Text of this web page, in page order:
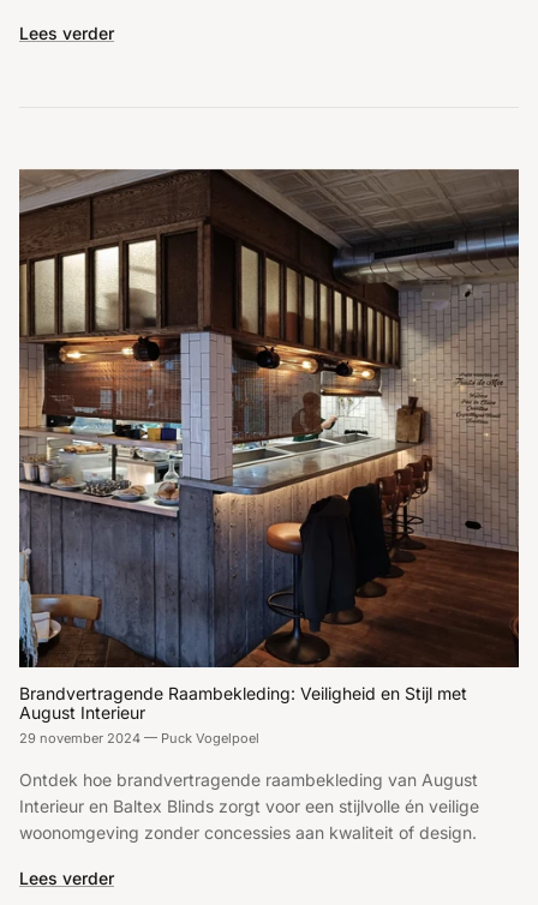
Lees verder
Brandvertragende Raambekleding: Veiligheid en Stijl met
August Interieur
29 november 2024 — Puck Vogelpoel
Ontdek hoe brandvertragende raambekleding van August
Interieur en Baltex Blinds zorgt voor een stijlvolle én veilige
woonomgeving zonder concessies aan kwaliteit of design.
Lees verder